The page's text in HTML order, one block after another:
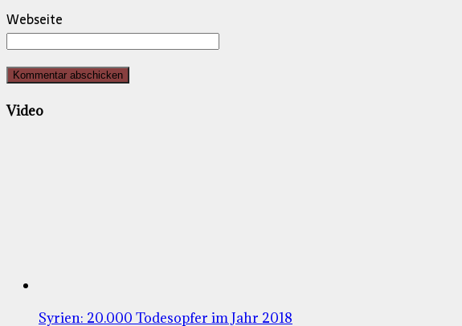
Webseite
Video
Syrien: 20.000 Todesopfer im Jahr 2018